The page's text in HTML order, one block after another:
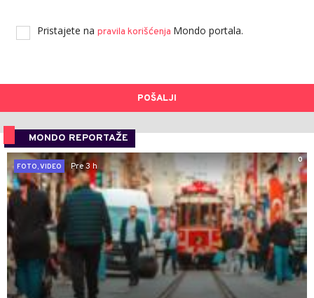
Pristajete na pravila korišćenja Mondo portala.
POŠALJI
MONDO REPORTAŽE
0
FOTO, VIDEO
Pre 3 h